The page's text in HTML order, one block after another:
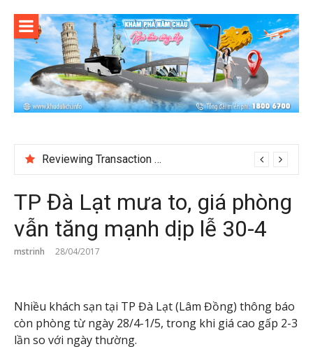
content
Reviewing Transaction History at BetNinja UK
TP Đà Lạt mưa to, giá phòng
vẫn tăng mạnh dịp lễ 30-4
mstrinh 28/04/2017
Nhiều khách sạn tại TP Đà Lạt (Lâm Đồng) thông báo
còn phòng từ ngày 28/4-1/5, trong khi giá cao gấp 2-3
lần so với ngày thường.